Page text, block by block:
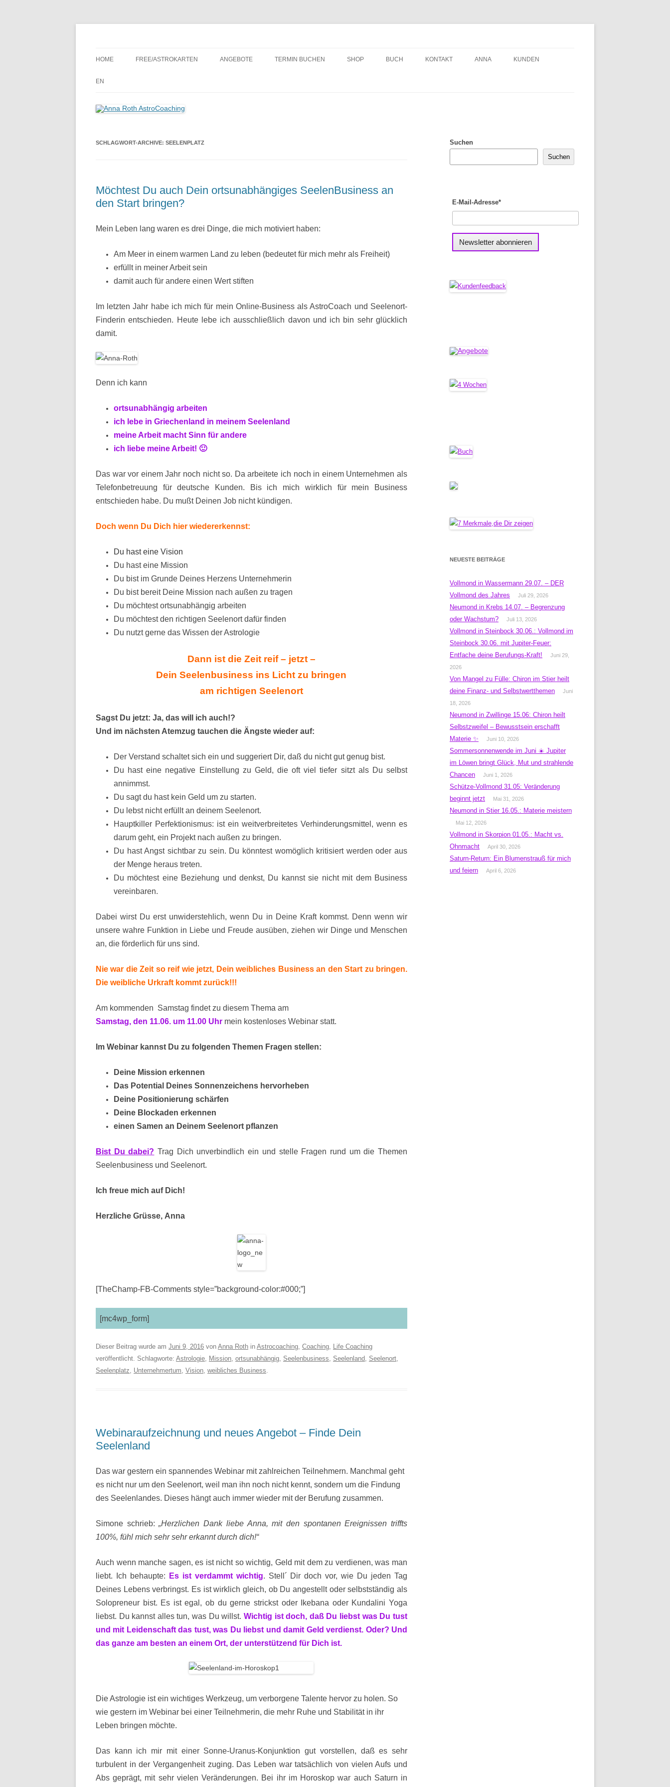
Inhalt
HOME FREE/ASTROKARTEN ANGEBOTE TERMIN BUCHEN SHOP BUCH KONTAKT ANNA KUNDEN
EN
SCHLAGWORT-ARCHIVE: SEELENPLATZ
Möchtest Du auch Dein ortsunabhängiges SeelenBusiness an
den Start bringen?
Mein Leben lang waren es drei Dinge, die mich motiviert haben:
Am Meer in einem warmen Land zu leben (bedeutet für mich mehr als Freiheit)
erfüllt in meiner Arbeit sein
damit auch für andere einen Wert stiften
Im letzten Jahr habe ich mich für mein Online-Business als AstroCoach und Seelenort-
Finderin entschieden. Heute lebe ich ausschließlich davon und ich bin sehr glücklich
damit.
Denn ich kann
ortsunabhängig arbeiten
ich lebe in Griechenland in meinem Seelenland
meine Arbeit macht Sinn für andere
ich liebe meine Arbeit! 🙂
Das war vor einem Jahr noch nicht so. Da arbeitete ich noch in einem Unternehmen als
Telefonbetreuung für deutsche Kunden. Bis ich mich wirklich für mein Business
entschieden habe. Du mußt Deinen Job nicht kündigen.
Doch wenn Du Dich hier wiedererkennst:
Du hast eine Vision
Du hast eine Mission
Du bist im Grunde Deines Herzens Unternehmerin
Du bist bereit Deine Mission nach außen zu tragen
Du möchtest ortsunabhängig arbeiten
Du möchtest den richtigen Seelenort dafür finden
Du nutzt gerne das Wissen der Astrologie
Dann ist die Zeit reif – jetzt –
Dein Seelenbusiness ins Licht zu bringen
am richtigen Seelenort
Sagst Du jetzt: Ja, das will ich auch!?
Und im nächsten Atemzug tauchen die Ängste wieder auf:
Der Verstand schaltet sich ein und suggeriert Dir, daß du nicht gut genug bist.
Du hast eine negative Einstellung zu Geld, die oft viel tiefer sitzt als Du selbst
annimmst.
Du sagt du hast kein Geld um zu starten.
Du lebst nicht erfüllt an deinem Seelenort.
Hauptkiller Perfektionismus: ist ein weitverbreitetes Verhinderungsmittel, wenn es
darum geht, ein Projekt nach außen zu bringen.
Du hast Angst sichtbar zu sein. Du könntest womöglich kritisiert werden oder aus
der Menge heraus treten.
Du möchtest eine Beziehung und denkst, Du kannst sie nicht mit dem Business
vereinbaren.
Dabei wirst Du erst unwiderstehlich, wenn Du in Deine Kraft kommst. Denn wenn wir
unsere wahre Funktion in Liebe und Freude ausüben, ziehen wir Dinge und Menschen
an, die förderlich für uns sind.
Nie war die Zeit so reif wie jetzt, Dein weibliches Business an den Start zu bringen.
Die weibliche Urkraft kommt zurück!!!
Am kommenden Samstag findet zu diesem Thema am
Samstag, den 11.06. um 11.00 Uhr mein kostenloses Webinar statt.
Im Webinar kannst Du zu folgenden Themen Fragen stellen:
Deine Mission erkennen
Das Potential Deines Sonnenzeichens hervorheben
Deine Positionierung schärfen
Deine Blockaden erkennen
einen Samen an Deinem Seelenort pflanzen
Bist Du dabei? Trag Dich unverbindlich ein und stelle Fragen rund um die Themen
Seelenbusiness und Seelenort.
Ich freue mich auf Dich!
Herzliche Grüsse, Anna
[TheChamp-FB-Comments style=”background-color:#000;”]
[mc4wp_form]
Dieser Beitrag wurde am Juni 9, 2016 von Anna Roth in Astrocoaching, Coaching, Life Coaching
veröffentlicht. Schlagworte: Astrologie, Mission, ortsunabhängig, Seelenbusiness, Seelenland, Seelenort,
Seelenplatz, Unternehmertum, Vision, weibliches Business.
Webinaraufzeichnung und neues Angebot – Finde Dein
Seelenland
Das war gestern ein spannendes Webinar mit zahlreichen Teilnehmern. Manchmal geht
es nicht nur um den Seelenort, weil man ihn noch nicht kennt, sondern um die Findung
des Seelenlandes. Dieses hängt auch immer wieder mit der Berufung zusammen.
Simone schrieb:„Herzlichen Dank liebe Anna, mit den spontanen Ereignissen triffts
100%, fühl mich sehr sehr erkannt durch dich!“
Auch wenn manche sagen, es ist nicht so wichtig, Geld mit dem zu verdienen, was man
liebt. Ich behaupte:
Es ist verdammt wichtig. Stell´ Dir doch vor, wie Du jeden Tag
Deines Lebens verbringst. Es ist wirklich gleich, ob Du angestellt oder selbstständig als
Solopreneur bist. Es ist egal, ob du gerne strickst oder Ikebana oder Kundalini Yoga
liebst. Du kannst alles tun, was Du willst. Wichtig ist doch, daß Du liebst was Du tust
und mit Leidenschaft das tust, was Du liebst und damit Geld verdienst. Oder? Und
das ganze am besten an einem Ort, der unterstützend für Dich ist.
Die Astrologie ist ein wichtiges Werkzeug, um verborgene Talente hervor zu holen. So
wie gestern im Webinar bei einer Teilnehmerin, die mehr Ruhe und Stabilität in ihr
Leben bringen möchte.
Das kann ich mir mit einer Sonne-Uranus-Konjunktion gut vorstellen, daß es sehr
turbulent in der Vergangenheit zuging. Das Leben war tatsächlich von vielen Aufs und
Abs geprägt, mit sehr vielen Veränderungen. Bei ihr im Horoskop war auch Saturn in
Suchen
Suchen
E-Mail-Adresse*
NEUESTE BEITRÄGE
Vollmond in Wassermann 29.07. – DER
Vollmond des Jahres
Juli 29, 2026
Neumond in Krebs 14.07. – Begrenzung
oder Wachstum?
Juli 13, 2026
Vollmond in Steinbock 30.06.: Vollmond im
Steinbock 30.06. mit Jupiter-Feuer:
Entfache deine Berufungs-Kraft!
Juni 29,
2026
Von Mangel zu Fülle: Chiron im Stier heilt
deine Finanz- und Selbstwertthemen
Juni
18, 2026
Neumond in Zwillinge 15.06: Chiron heilt
Selbstzweifel – Bewusstsein erschafft
Materie ✨
Juni 10, 2026
Sommersonnenwende im Juni ☀️ Jupiter
im Löwen bringt Glück, Mut und strahlende
Chancen
Juni 1, 2026
Schütze-Vollmond 31.05: Veränderung
beginnt jetzt
Mai 31, 2026
Neumond in Stier 16.05.: Materie meistern
Mai 12, 2026
Vollmond in Skorpion 01.05.: Macht vs.
Ohnmacht
April 30, 2026
Saturn-Return: Ein Blumenstrauß für mich
und feiern
April 6, 2026